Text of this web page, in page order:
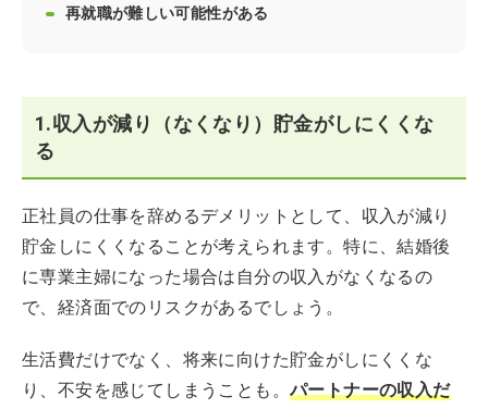
再就職が難しい可能性がある
1.収入が減り（なくなり）貯金がしにくくな
る
正社員の仕事を辞めるデメリットとして、収入が減り
貯金しにくくなることが考えられます。特に、結婚後
に専業主婦になった場合は自分の収入がなくなるの
で、経済面でのリスクがあるでしょう。
生活費だけでなく、将来に向けた貯金がしにくくな
り、不安を感じてしまうことも。パートナーの収入だ